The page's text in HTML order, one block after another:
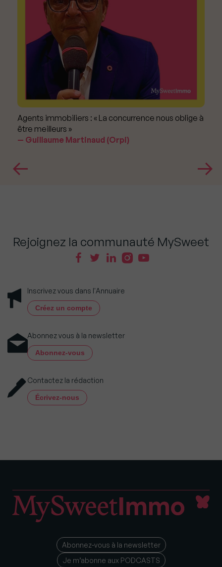
Agents immobiliers : « La concurrence nous oblige à
être meilleurs »
Guillaume Martinaud (Orpi)
Rejoignez la communauté MySweet
Inscrivez vous dans l'Annuaire
Créez un compte
Abonnez vous à la newsletter
Abonnez-vous
Contactez la rédaction
Écrivez-nous
Abonnez-vous à la newsletter
Je m’abonne aux PODCASTS